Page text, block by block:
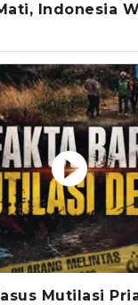
Indonesia
Mutilasi